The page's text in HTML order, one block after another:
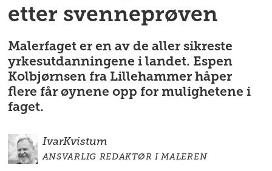
etter svenneprøven
Malerfaget er en av de aller sikreste
yrkesutdanningene i landet. Espen
Kolbjørnsen fra Lillehammer håper
flere får øynene opp for mulighetene i
faget.
IvarKvistum
ANSVARLIG REDAKTØR I MALEREN